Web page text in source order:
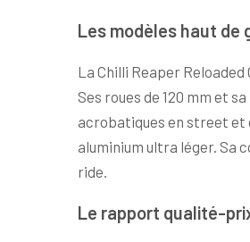
Les modèles haut
La Chilli Reaper
Ses roues de 120 mm et
acrobatiques en street et
aluminium ultra léger. Sa
ride.
Le rapport qualité-